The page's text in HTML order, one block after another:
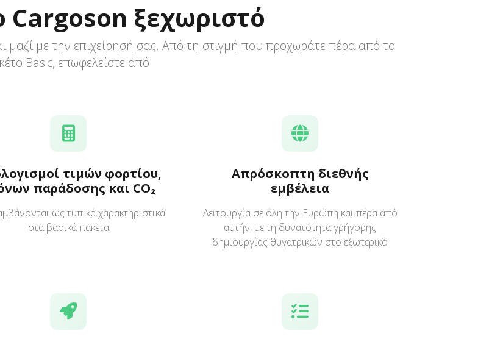
Cargoson ξεχωριστό
μαζί με την επιχείρησή σας. Από τη στιγμή που προχωράτε πέρα από το
Basic, επωφελείστε από:
τιμών φορτίου,
παράδοσης και CO₂
ως τυπικά χαρακτηριστικά
στα βασικά πακέτα
Απρόσκοπτη διεθνής
εμβέλεια
Λειτουργία σε όλη την Ευρώπη και πέρα από
αυτήν, με τη δυνατότητα γρήγορης
δημιουργίας θυγατρικών στο εξωτερικό